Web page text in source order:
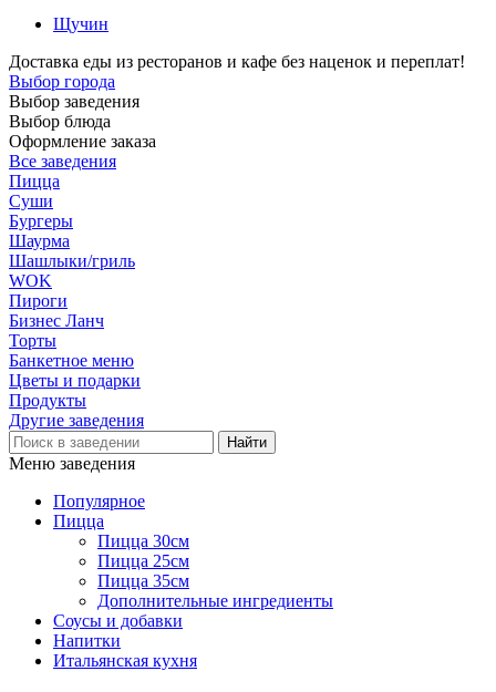
Щучин
Доставка еды из ресторанов и кафе без наценок и переплат!
Выбор города
Выбор заведения
Выбор блюда
Оформление заказа
Все заведения
Пицца
Суши
Бургеры
Шаурма
Шашлыки/гриль
WOK
Пироги
Бизнес Ланч
Торты
Банкетное меню
Цветы и подарки
Продукты
Другие заведения
Меню заведения
Популярное
Пицца
Пицца 30см
Пицца 25см
Пицца 35см
Дополнительные ингредиенты
Соусы и добавки
Напитки
Итальянская кухня